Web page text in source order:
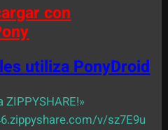
con
utiliza PonyDroid
v/sz7E9u